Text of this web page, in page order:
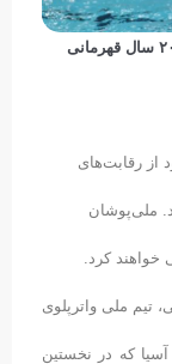
شکست نزدیک ایران مقابل چین در واترپلوی زیر ۲۰ سال قهرمانی
از رقابت‌های
مغلوب شد. ملی‌پوشان
کرد.
ملی واترپلوی
قهرمانی زیر ۲۰ سال آسیا که در نخستین